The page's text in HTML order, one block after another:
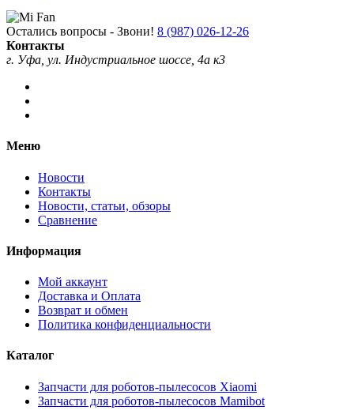
Остались вопросы - Звони! 8 (987) 026-12-26
Контакты
г. Уфа, ул. Индустриальное шоссе, 4а к3
Меню
Новости
Контакты
Новости, статьи, обзоры
Сравнение
Информация
Мой аккаунт
Доставка и Оплата
Возврат и обмен
Политика конфиденциальности
Каталог
Запчасти для роботов-пылесосов Xiaomi
Запчасти для роботов-пылесосов Mamibot